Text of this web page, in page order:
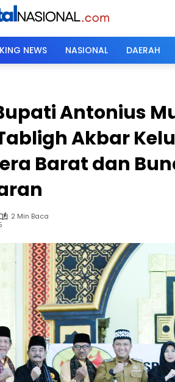
NEWS NASIONAL DAERAH
Antonius
Akbar
Barat dan
2 Min Baca